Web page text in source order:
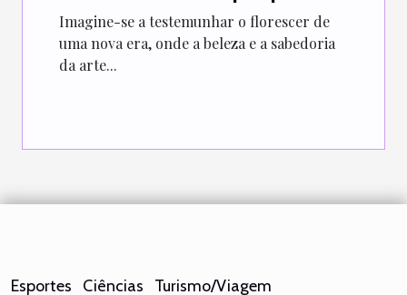
Imagine-se a testemunhar o florescer de
uma nova era, onde a beleza e a sabedoria
da arte...
Esportes Ciências Turismo/Viagem